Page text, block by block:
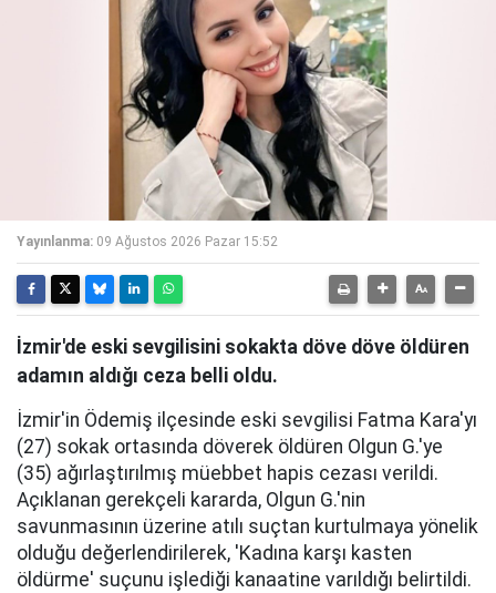
Yayınlanma: 09 Ağustos 2026 Pazar 15:52
İzmir'de eski sevgilisini sokakta döve döve öldüren
adamın aldığı ceza belli oldu.
İzmir'in Ödemiş ilçesinde eski sevgilisi Fatma Kara'yı
(27) sokak ortasında döverek öldüren Olgun G.'ye
(35) ağırlaştırılmış müebbet hapis cezası verildi.
Açıklanan gerekçeli kararda, Olgun G.'nin
savunmasının üzerine atılı suçtan kurtulmaya yönelik
olduğu değerlendirilerek, 'Kadına karşı kasten
öldürme' suçunu işlediği kanaatine varıldığı belirtildi.